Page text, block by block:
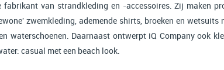
fabrikant van strandkleding en -accessoires. Zij maken
zwemkleding, ademende shirts, broeken en wetsuits
waterschoenen. Daarnaast ontwerpt iQ Company ook
casual met een beach look.